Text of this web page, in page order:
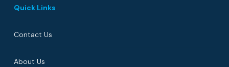
Quick Links
Contact Us
About Us